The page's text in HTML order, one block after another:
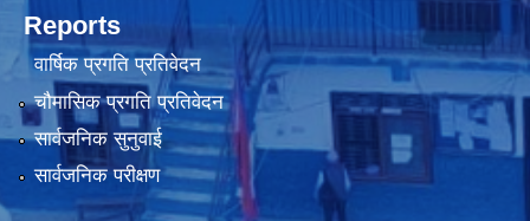
Reports
वार्षिक प्रगति प्रतिवेदन
चौमासिक प्रगति प्रतिवेदन
सार्वजनिक सुनुवाई
सार्वजनिक परीक्षण